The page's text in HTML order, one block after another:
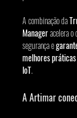
A combinação da
Manager acelera o
segurança e
melhores
IoT.
A Artimar